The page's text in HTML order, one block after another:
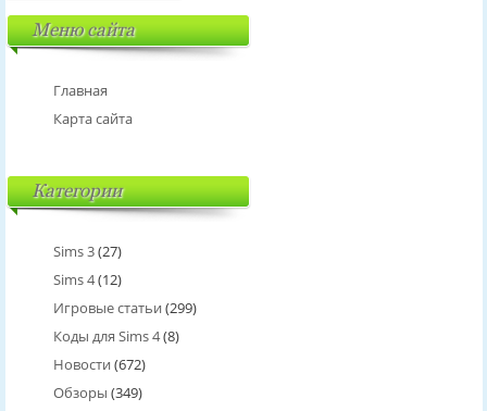
Меню сайта
Главная
Карта сайта
Категории
Sims 3(27)
Sims 4(12)
Игровые статьи (299)
Коды для Sims 4(8)
Новости (672)
Обзоры (349)